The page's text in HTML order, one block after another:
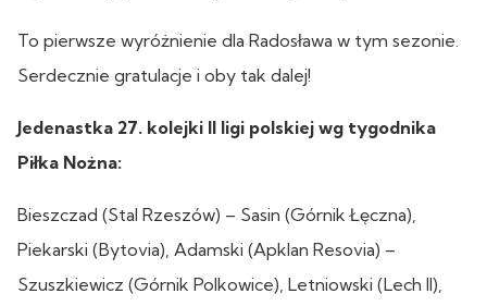
To pierwsze wyróżnienie dla Radosława w tym sezonie.
Serdecznie gratulacje i oby tak dalej!
Jedenastka 27. kolejki II ligi polskiej wg tygodnika
Piłka Nożna:
Bieszczad (Stal Rzeszów) – Sasin (Górnik Łęczna),
Piekarski (Bytovia), Adamski (Apklan Resovia) –
Szuszkiewicz (Górnik Polkowice), Letniowski (Lech II),